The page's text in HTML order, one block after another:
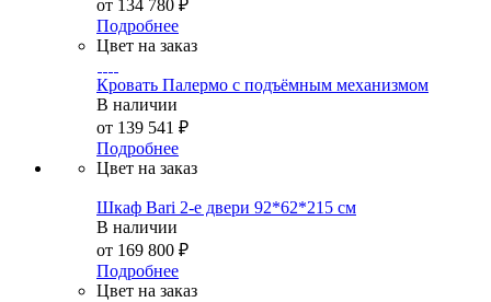
от 134 780 ₽
Подробнее
Цвет на заказ
Кровать Палермо с подъёмным механизмом
В наличии
от 139 541 ₽
Подробнее
Цвет на заказ
Шкаф Bari 2-е двери 92*62*215 см
В наличии
от 169 800 ₽
Подробнее
Цвет на заказ